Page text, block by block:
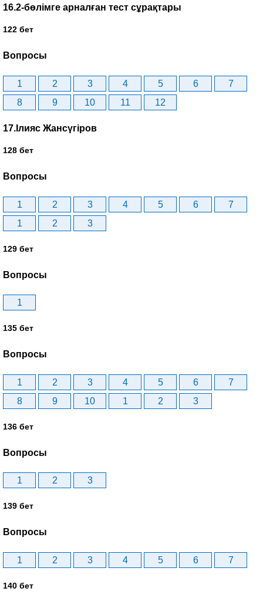
16.2-бөлімге арналған тест сұрақтары
122 бет
Вопросы
1 2 3 4 5 6
7
8
9 10 11 12
17.Ілияс Жансүгіров
128 бет
Вопросы
1 2 3 4 5 6
7
1
2 3
129 бет
Вопросы
1
135 бет
Вопросы
1 2 3 4 5 6
7
8
9 10 1 2 3
136 бет
Вопросы
1 2 3
139 бет
Вопросы
1 2 3 4 5 6 7
140 бет